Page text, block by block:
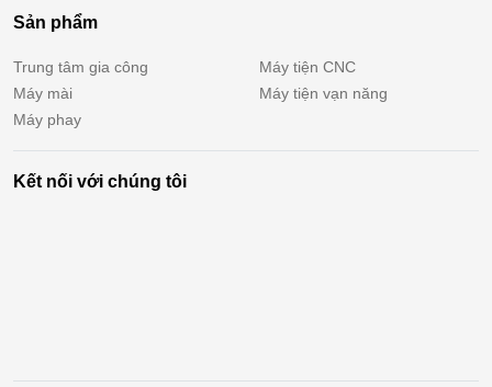
Sản phẩm
Trung tâm gia công
Máy tiện CNC
Máy mài
Máy tiện vạn năng
Máy phay
Kết nối với chúng tôi